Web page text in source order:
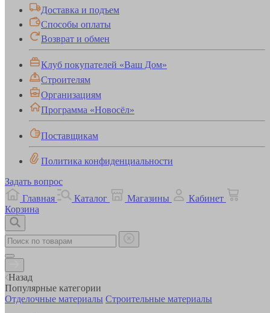
Доставка и подъем
Способы оплаты
Возврат и обмен
Клуб покупателей «Ваш Дом»
Строителям
Организациям
Программа «Новосёл»
Поставщикам
Политика конфиденциальности
Задать вопрос
Главная
Каталог Магазины
Кабинет
Корзина
Назад
Популярные категории
Отделочные материалы Строительные материалы